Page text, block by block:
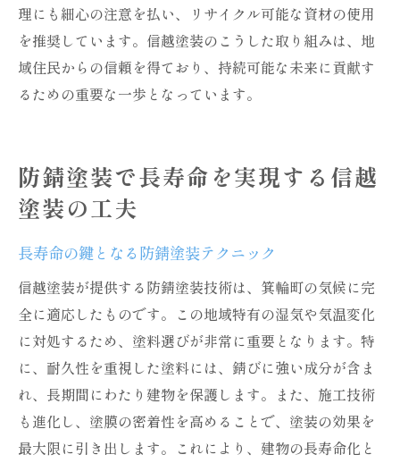
理にも細心の注意を払い、リサイクル可能な資材の使用
を推奨しています。信越塗装のこうした取り組みは、地
域住民からの信頼を得ており、持続可能な未来に貢献す
るための重要な一歩となっています。
防錆塗装で長寿命を実現する信越
塗装の工夫
長寿命の鍵となる防錆塗装テクニック
信越塗装が提供する防錆塗装技術は、箕輪町の気候に完
全に適応したものです。この地域特有の湿気や気温変化
に対処するため、塗料選びが非常に重要となります。特
に、耐久性を重視した塗料には、錆びに強い成分が含ま
れ、長期間にわたり建物を保護します。また、施工技術
も進化し、塗膜の密着性を高めることで、塗装の効果を
最大限に引き出します。これにより、建物の長寿命化と